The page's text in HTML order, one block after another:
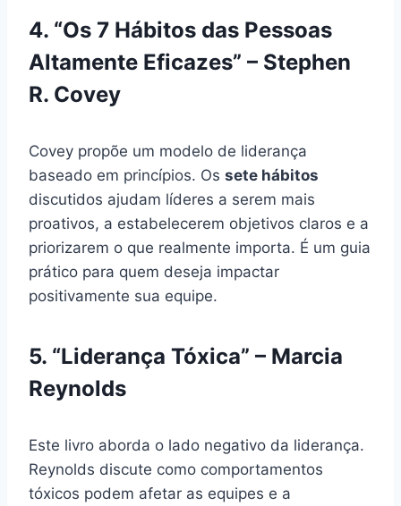
4. “Os 7 Hábitos das Pessoas
Altamente Eficazes” – Stephen
R. Covey
Covey propõe um modelo de liderança
baseado em princípios. Os sete hábitos
discutidos ajudam líderes a serem mais
proativos, a estabelecerem objetivos claros e a
priorizarem o que realmente importa. É um guia
prático para quem deseja impactar
positivamente sua equipe.
5. “Liderança Tóxica” – Marcia
Reynolds
Este livro aborda o lado negativo da liderança.
Reynolds discute como comportamentos
tóxicos podem afetar as equipes e a